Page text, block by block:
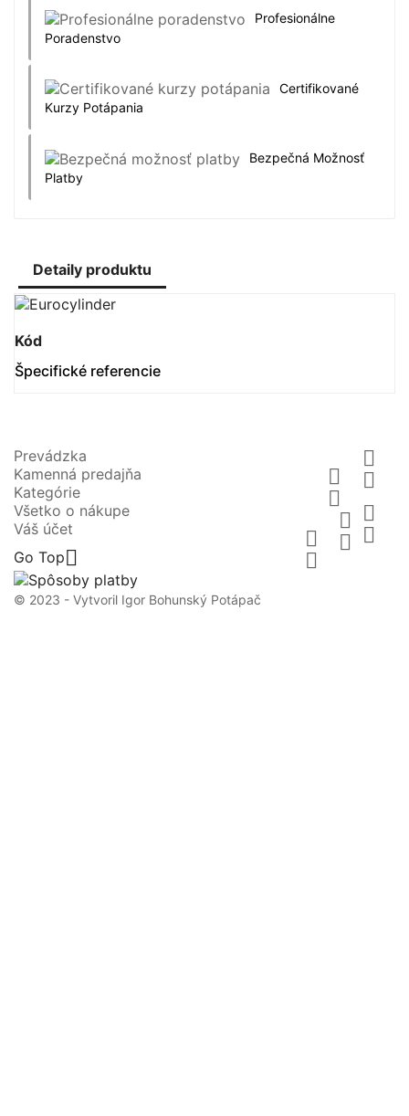
Profesionálne
Poradenstvo
Certifikované
Kurzy Potápania
Bezpečná Možnosť
Platby
Detaily produktu
Kód
Špecifické referencie
Prevádzka


Kamenná predajňa


Kategórie


Všetko o nákupe


Váš účet


Go Top 
© 2023 - Vytvoril Igor Bohunský Potápač